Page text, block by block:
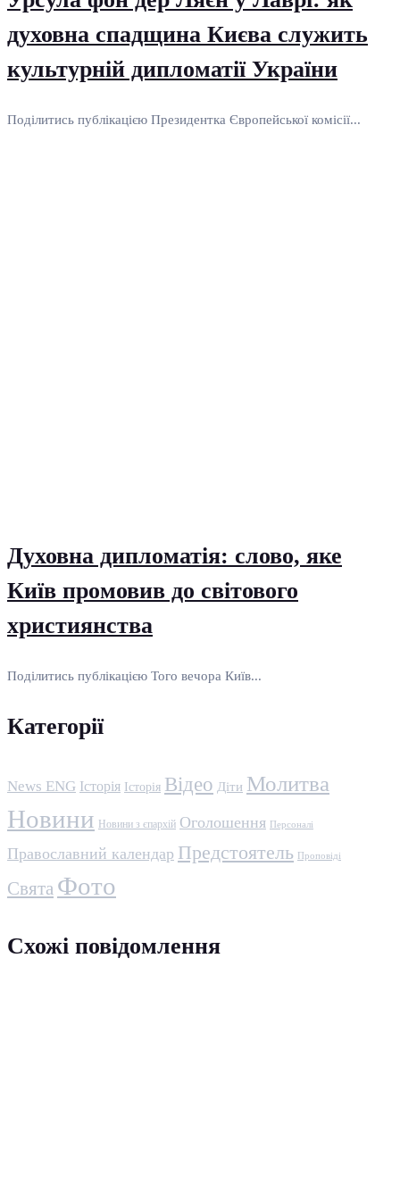
духовна спадщина Києва служить
культурній дипломатії України
Поділитись публікацією Президентка Європейської комісії...
Духовна дипломатія: слово, яке
Київ промовив до світового
християнства
Поділитись публікацією Того вечора Київ...
Категорії
News ENG Історія Історія Відео Діти Молитва
Новини Новини з єпархій Оголошення Персоналі
Православний календар Предстоятель Проповіді
Свята Фото
Схожі повідомлення